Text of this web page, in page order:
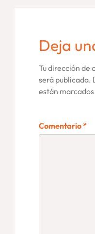
Deja
Tu dirección de
será publicada.
están marcados
Comentario*